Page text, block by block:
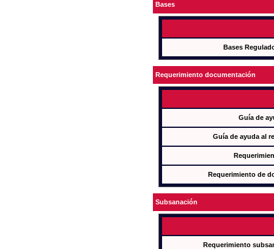
Bases
Bases
Requerimiento documentación
Guía de
Guía de ayuda al
Requerimiento de
Subsanación
Requerimiento